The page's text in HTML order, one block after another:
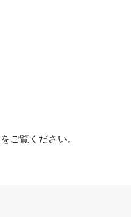
をご覧ください。